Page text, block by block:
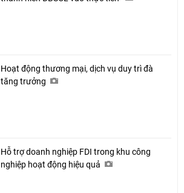
Hoạt động thương mại, dịch vụ duy trì đà
tăng trưởng
Hỗ trợ doanh nghiệp FDI trong khu công
nghiệp hoạt động hiệu quả